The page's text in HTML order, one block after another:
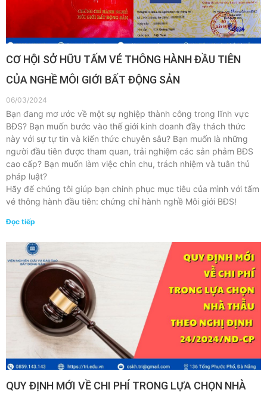
CƠ HỘI SỞ HỮU TẤM VÉ THÔNG HÀNH ĐẦU TIÊN
CỦA NGHỀ MÔI GIỚI BẤT ĐỘNG SẢN
06/03/2024
Bạn đang mơ ước về một sự nghiệp thành công trong lĩnh vực
BĐS? Bạn muốn bước vào thế giới kinh doanh đầy thách thức
này với sự tự tin và kiến thức chuyên sâu? Bạn muốn là những
người đầu tiên được tham quan, trải nghiệm các sản phảm BĐS
cao cấp? Bạn muốn làm việc chỉn chu, trách nhiệm và tuân thủ
pháp luật?
Hãy để chúng tôi giúp bạn chinh phục mục tiêu của mình với tấm
vé thông hành đầu tiên: chứng chỉ hành nghề Môi giới BĐS!
Đọc tiếp
QUY ĐỊNH MỚI VỀ CHI PHÍ TRONG LỰA CHỌN NHÀ